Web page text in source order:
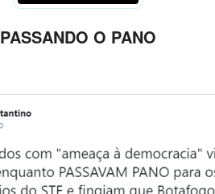
PASSANDO O PANO